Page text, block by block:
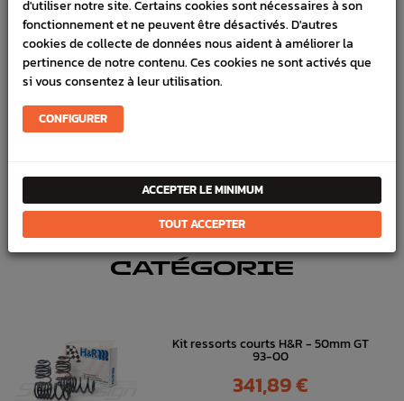
Marque :SUBARU
Référence :2270
En stock :6
FICHE TECHNIQUE
DANSLA MÊME
CATÉGORIE
Kit ressorts courts H&R - 50mm GT
93-00
Prix
341,89 €
d'utiliser notre site. Certains cookies sont nécessaires à son
fonctionnement et ne peuvent être désactivés. D'autres
cookies de collecte de données nous aident à améliorer la
pertinence de notre contenu. Ces cookies ne sont activés que
si vous consentez à leur utilisation.
CONFIGURER
ACCEPTER LE MINIMUM
TOUT ACCEPTER